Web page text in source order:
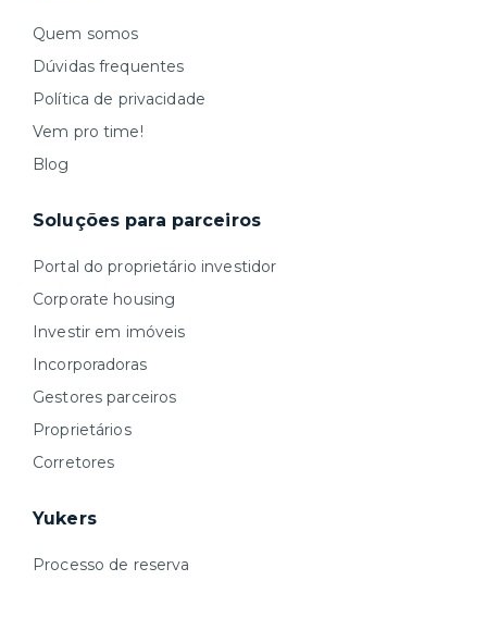
Quem somos
Dúvidas frequentes
Política de privacidade
Vem pro time!
Blog
Soluções para parceiros
Portal do proprietário investidor
Corporate housing
Investir em imóveis
Incorporadoras
Gestores parceiros
Proprietários
Corretores
Yukers
Processo de reserva